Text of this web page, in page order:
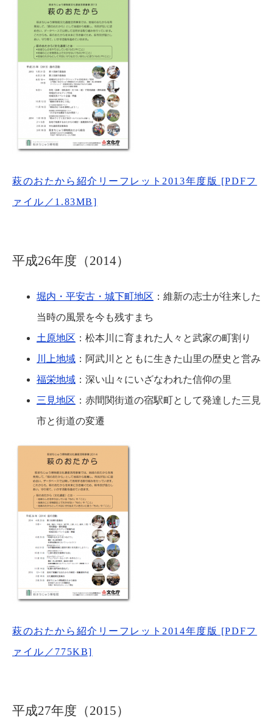
萩のおたから紹介リーフレット2013年度版 [PDFフ
ァイル／1.83MB]
平成26年度（2014）
堀内・平安古・城下町地区 ：維新の志士が往来した
当時の風景を今も残すまち
土原地区 ：松本川に育まれた人々と武家の町割り
川上地域 ：阿武川とともに生きた山里の歴史と営み
福栄地域 ：深い山々にいざなわれた信仰の里
三見地区 ：赤間関街道の宿駅町として発達した三見
市と街道の変遷
萩のおたから紹介リーフレット2014年度版 [PDFフ
ァイル／775KB]
平成27年度（2015）